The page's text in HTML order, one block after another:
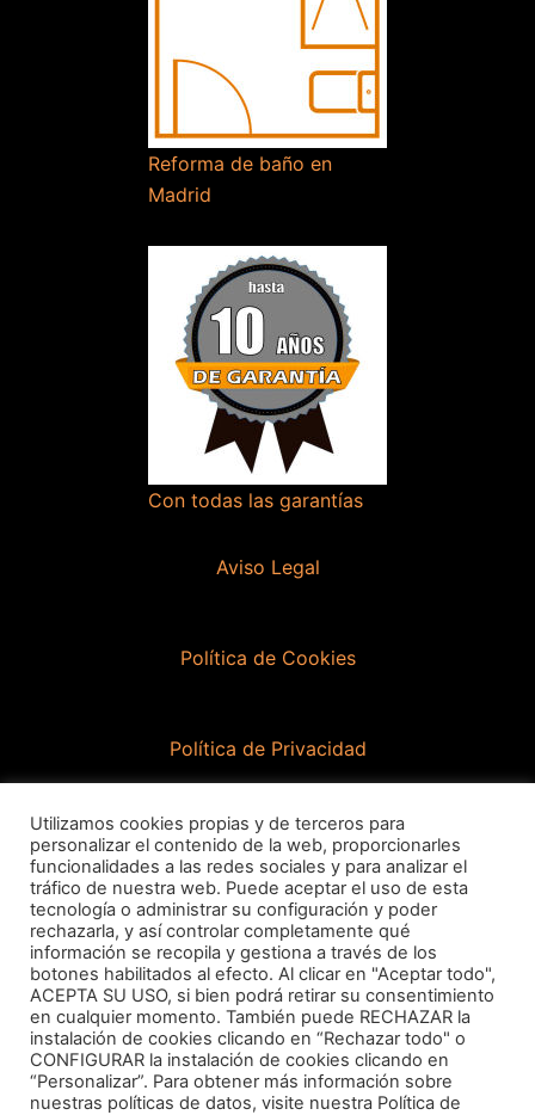
Reforma de baño en
Madrid
Con todas las garantías
Aviso Legal
Política de Cookies
Política de Privacidad
Contacto
info@goducha.com
611 66 88 22
Utilizamos cookies propias y de terceros para
personalizar el contenido de la web, proporcionarles
funcionalidades a las redes sociales y para analizar el
tráfico de nuestra web. Puede aceptar el uso de esta
tecnología o administrar su configuración y poder
rechazarla, y así controlar completamente qué
información se recopila y gestiona a través de los
botones habilitados al efecto. Al clicar en "Aceptar todo",
ACEPTA SU USO, si bien podrá retirar su consentimiento
en cualquier momento. También puede RECHAZAR la
instalación de cookies clicando en “Rechazar todo" o
CONFIGURAR la instalación de cookies clicando en
“Personalizar”. Para obtener más información sobre
nuestras políticas de datos, visite nuestra Política de